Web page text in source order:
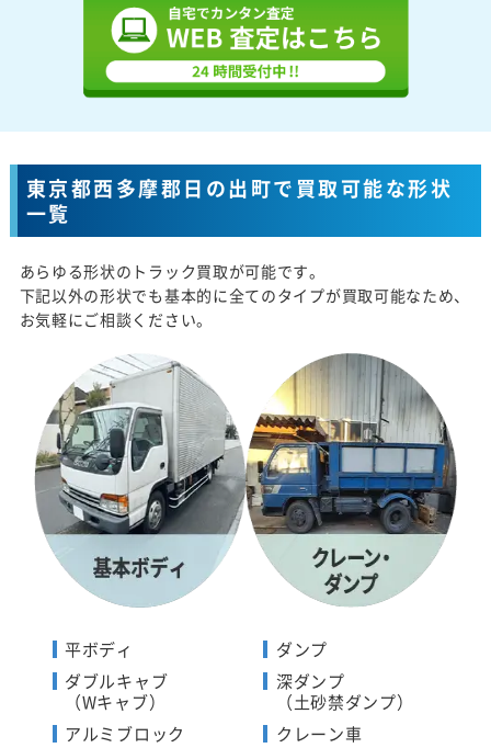
東京都西多摩郡日の出町で買取可能な形状
一覧
あらゆる形状のトラック買取が可能です。
下記以外の形状でも基本的に全てのタイプが買取可能なため、
お気軽にご相談ください。
平ボディ
ダブルキャブ
（Wキャブ）
アルミブロック
ダンプ
深ダンプ
（土砂禁ダンプ）
クレーン車